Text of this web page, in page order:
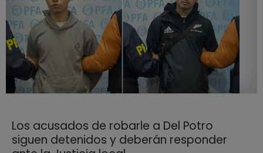
Los acusados de robarle a Del Potro
siguen detenidos y deberán responder